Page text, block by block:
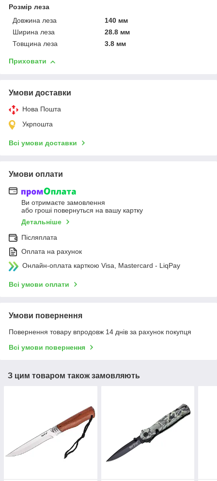
Розмір леза
Довжина леза
140 мм
Ширина леза
28.8 мм
Товщина леза
3.8 мм
Приховати
Умови доставки
Нова Пошта
Укрпошта
Всі умови доставки
Умови оплати
Ви отримаєте замовлення
або гроші повернуться на вашу картку
Детальніше
Післяплата
Оплата на рахунок
Онлайн-оплата карткою Visa, Mastercard - LiqPay
Всі умови оплати
Умови повернення
Повернення товару впродовж 14 днів за рахунок покупця
Всі умови повернення
З цим товаром також замовляють